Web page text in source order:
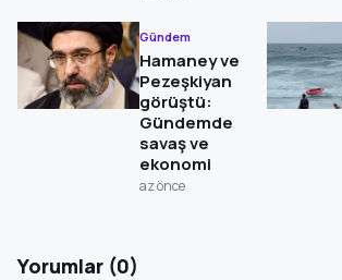
Gündem
Hamaney ve
Pezeşkiyan
görüştü:
Gündemde
savaş ve
ekonomi
az önce
Yorumlar (0)